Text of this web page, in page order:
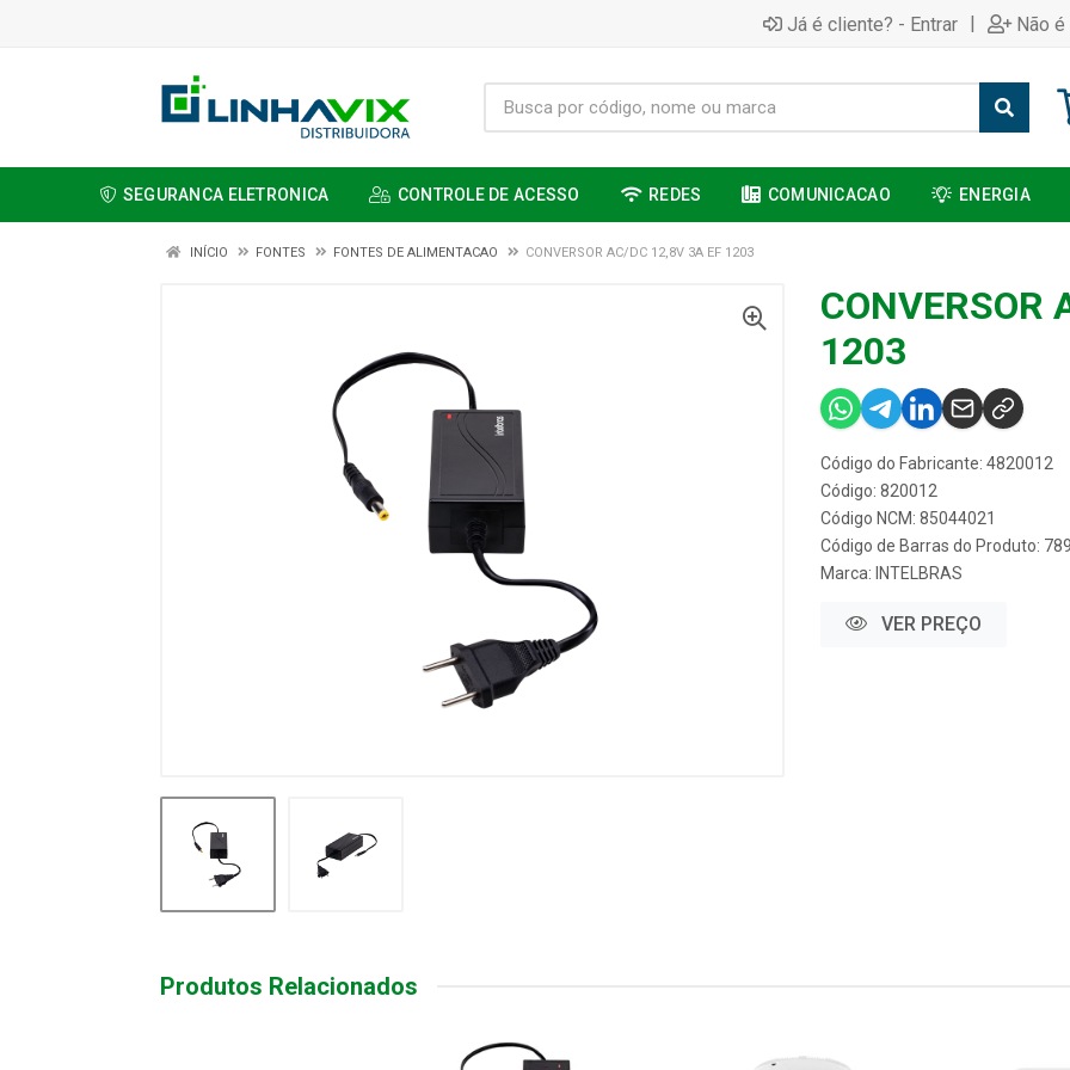
Já é cliente? - Entrar | Não
SEGURANCA ELETRONICA CONTROLE DE ACESSO REDES COMUNICACAO ENERGIA
INÍCIO FONTES FONTES DE ALIMENTACAO CONVERSOR AC/DC 12,8V 3A EF 1203
CONVERSOR
1203
Código do Fabricante: 4820012
Código: 820012
Código NCM: 85044021
Código de Barras do Produto:
Marca: INTELBRAS
VER PREÇO
Produtos Relacionados